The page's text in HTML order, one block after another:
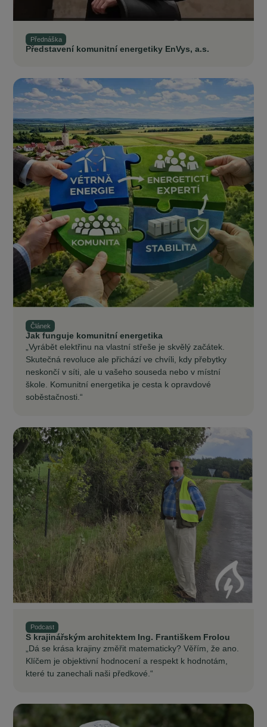
Přednáška
Představení komunitní energetiky EnVys, a.s.
Článek
Jak funguje komunitní energetika
„Vyrábět elektřinu na vlastní střeše je skvělý začátek.
Skutečná revoluce ale přichází ve chvíli, kdy přebytky
neskončí v síti, ale u vašeho souseda nebo v místní
škole. Komunitní energetika je cesta k opravdové
soběstačnosti.“
Podcast
S krajinářským architektem Ing. Františkem Frolou
„Dá se krása krajiny změřit matematicky? Věřím, že ano.
Klíčem je objektivní hodnocení a respekt k hodnotám,
které tu zanechali naši předkové.“